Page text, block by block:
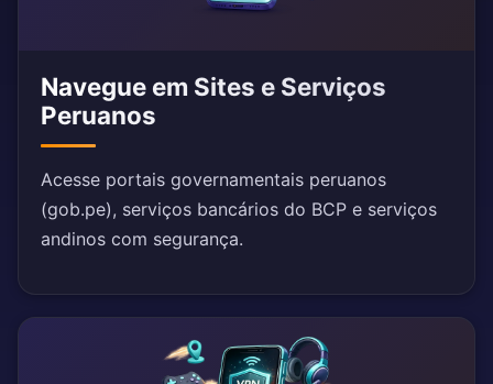
Navegue em Sites e Serviços
Peruanos
Acesse portais governamentais peruanos
(gob.pe), serviços bancários do BCP e serviços
andinos com segurança.